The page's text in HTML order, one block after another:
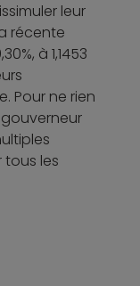
leur
récente
à 1,1453
Pour ne rien
les